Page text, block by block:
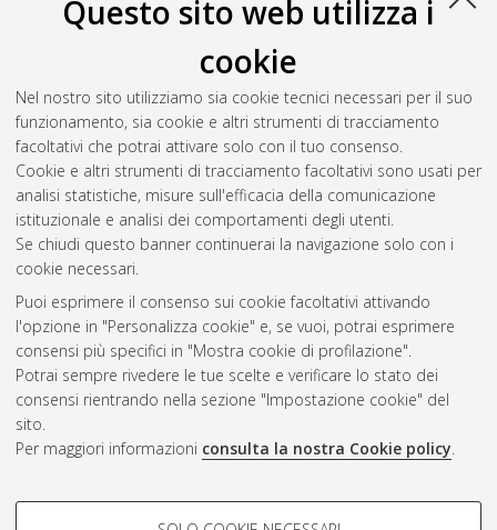
Questo sito web utilizza i
cookie
Nel nostro sito utilizziamo sia cookie tecnici necessari per il suo
funzionamento, sia cookie e altri strumenti di tracciamento
facoltativi che potrai attivare solo con il tuo consenso.
Cookie e altri strumenti di tracciamento facoltativi sono usati per
analisi statistiche, misure sull'efficacia della comunicazione
istituzionale e analisi dei comportamenti degli utenti.
Se chiudi questo banner continuerai la navigazione solo con i
cookie necessari.
Puoi esprimere il consenso sui cookie facoltativi attivando
l'opzione in "Personalizza cookie" e, se vuoi, potrai esprimere
consensi più specifici in "Mostra cookie di profilazione".
Potrai sempre rivedere le tue scelte e verificare lo stato dei
consensi rientrando nella sezione "Impostazione cookie" del
sito.
Per maggiori informazioni consulta la nostra Cookie policy.
COOKIE DI PROFILAZIONE -
Vedi altre statistiche
Gestione del documento:
Atom
Rss
2.0
AMS Acta
ISSN: 2038-7954
re3data.org -
doi.org/10.17616/R3P19R
Servizio implementato e
Impostazioni Cookie